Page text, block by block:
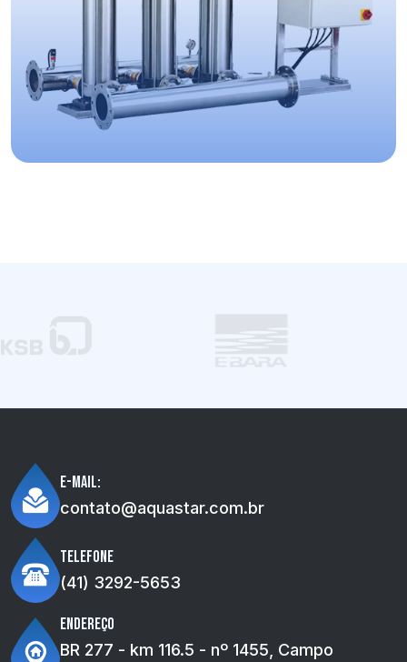
E-mail:
contato@aquastar.com.br
Telefone
(41) 3292-5653
Endereço
BR 277 - km 116.5 - nº 1455, Campo